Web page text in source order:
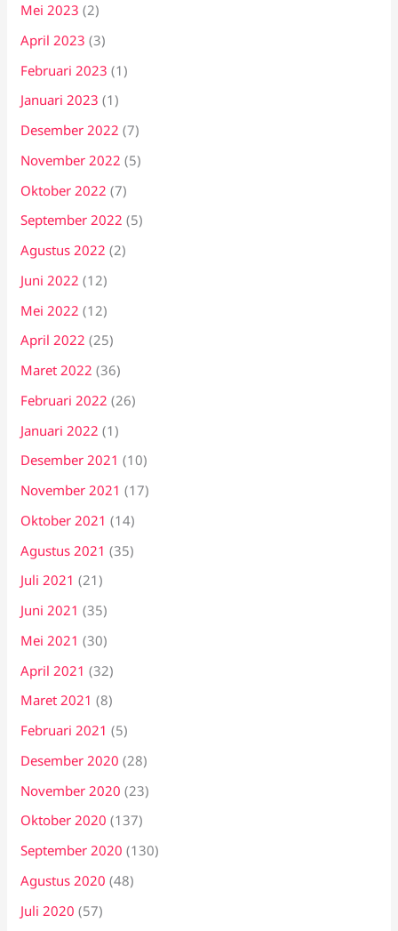
Mei 2023 (2)
April 2023 (3)
Februari 2023 (1)
Januari 2023 (1)
Desember 2022 (7)
November 2022 (5)
Oktober 2022 (7)
September 2022 (5)
Agustus 2022 (2)
Juni 2022 (12)
Mei 2022 (12)
April 2022 (25)
Maret 2022 (36)
Februari 2022 (26)
Januari 2022 (1)
Desember 2021 (10)
November 2021 (17)
Oktober 2021 (14)
Agustus 2021 (35)
Juli 2021 (21)
Juni 2021 (35)
Mei 2021 (30)
April 2021 (32)
Maret 2021 (8)
Februari 2021 (5)
Desember 2020 (28)
November 2020 (23)
Oktober 2020 (137)
September 2020 (130)
Agustus 2020 (48)
Juli 2020 (57)